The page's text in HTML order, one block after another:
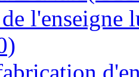
l'enseigne